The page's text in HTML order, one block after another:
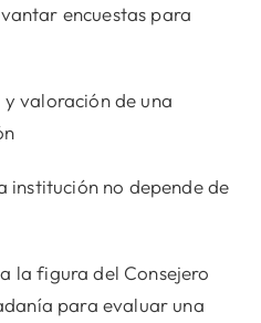
encuestas para
y valoración de una
institución no depende de
la figura del Consejero
para evaluar una